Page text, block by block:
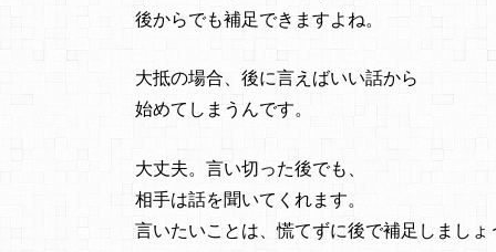
後からでも補足できますよね。
大抵の場合、後に言えばいい話から
始めてしまうんです。
大丈夫。言い切った後でも、
相手は話を聞いてくれます。
言いたいことは、慌てずに後で補足しましょ